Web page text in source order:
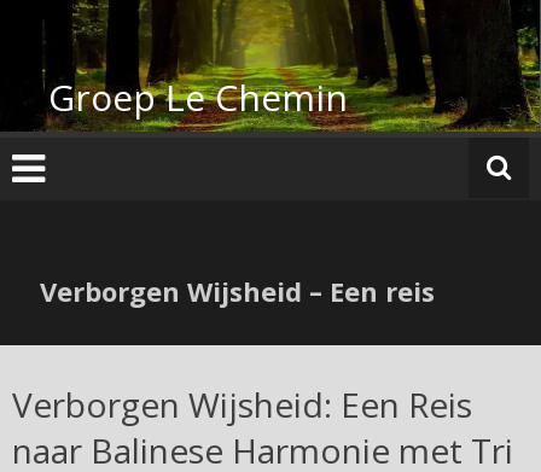
Groep Le Chemin
Verborgen Wijsheid – Een reis
Verborgen Wijsheid: Een Reis
naar Balinese Harmonie met Tri